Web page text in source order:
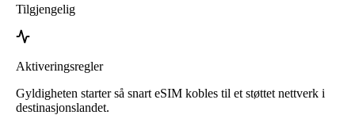
Tilgjengelig
Aktiveringsregler
Gyldigheten starter så snart eSIM kobles til et støttet nettverk i
destinasjonslandet.